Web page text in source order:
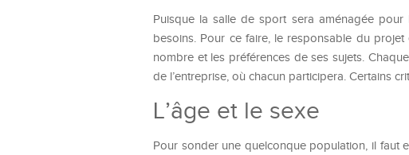
Puisque la salle de sport sera aménagée
besoins. Pour ce faire, le responsable du
nombre et les préférences de ses sujets.
de l’entreprise, où chacun participera. Certains
L’âge et le sexe
Pour sonder une quelconque population, il faut